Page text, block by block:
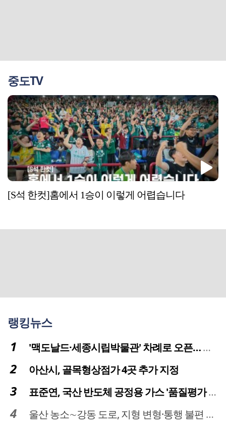
중도TV
[S석 한컷]홈에서 1승이 이렇게 어렵습니다
랭킹뉴스
'맥도날드·세종시립박물관' 차례로 오픈… 고운동 정주여건 좋아진다
아산시, 골목형상점가 4곳 추가 지정
표준연, 국산 반도체 공정용 가스 '품질평가 체계' 구축
울산 농소∼강동 도로, 지형 변형·통행 불편 해법 찾는다